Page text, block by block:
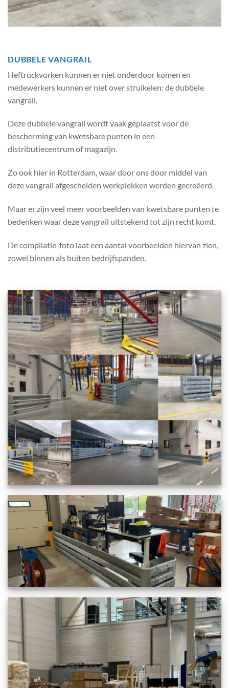
DUBBELE VANGRAIL
Heftruckvorken kunnen er niet onderdoor komen en
medewerkers kunnen er niet over struikelen: de dubbele
vangrail.
Deze dubbele vangrail wordt vaak geplaatst voor de
bescherming van kwetsbare punten in een
distributiecentrum of magazijn.
Zo ook hier in Rotterdam, waar door ons door middel van
deze vangrail afgescheiden werkplekken werden gecreëerd.
Maar er zijn veel meer voorbeelden van kwetsbare punten te
bedenken waar deze vangrail uitstekend tot zijn recht komt.
De compilatie-foto laat een aantal voorbeelden hiervan zien,
zowel binnen als buiten bedrijfspanden.